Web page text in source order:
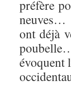
préfère
neuves…
ont déjà
évoquent